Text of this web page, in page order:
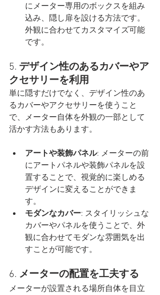
にメーター専用のボックスを組み
込み、隠し扉を設ける方法です。
外観に合わせてカスタマイズ可能
です。
5. デザイン性のあるカバーやア
クセサリーを利用
単に隠すだけでなく、デザイン性のあ
るカバーやアクセサリーを使うこと
で、メーター自体を外観の一部として
活かす方法もあります。
アートや装飾パネル: メーターの前
にアートパネルや装飾パネルを設
置することで、視覚的に楽しめる
デザインに変えることができま
す。
モダンなカバー: スタイリッシュな
カバーやパネルを使うことで、外
観に合わせてモダンな雰囲気を出
すことが可能です。
6. メーターの配置を工夫する
メーターが設置される場所自体を目立